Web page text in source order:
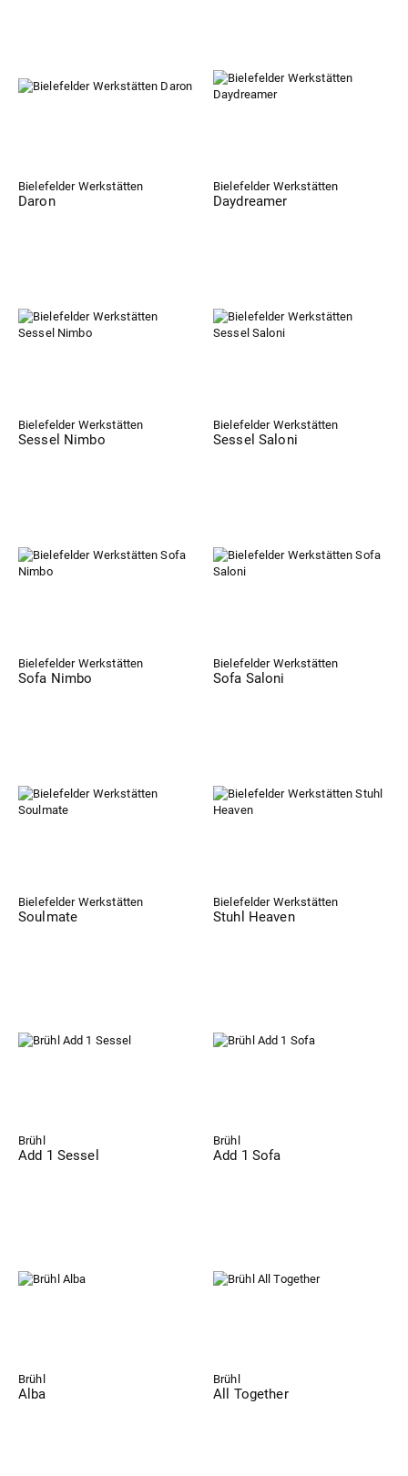
Bielefelder Werkstätten
Daron
Bielefelder Werkstätten
Daydreamer
Bielefelder Werkstätten
Sessel Nimbo
Bielefelder Werkstätten
Sessel Saloni
Bielefelder Werkstätten
Sofa Nimbo
Bielefelder Werkstätten
Sofa Saloni
Bielefelder Werkstätten
Soulmate
Bielefelder Werkstätten
Stuhl Heaven
Brühl
Add 1 Sessel
Brühl
Add 1 Sofa
Brühl
Alba
Brühl
All Together